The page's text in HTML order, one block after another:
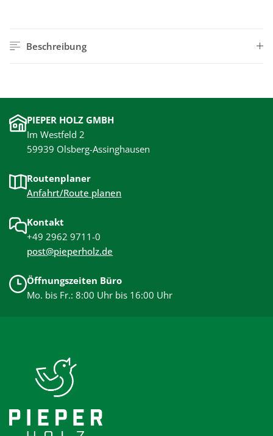
Beschreibung
PIEPER HOLZ GMBH
Im Westfeld 2
59939 Olsberg-Assinghausen
Routenplaner
Anfahrt/Route planen
Kontakt
+49 2962 9711-0
post@pieperholz.de
Öffnungszeiten Büro
Mo. bis Fr.: 8:00 Uhr bis 16:00 Uhr